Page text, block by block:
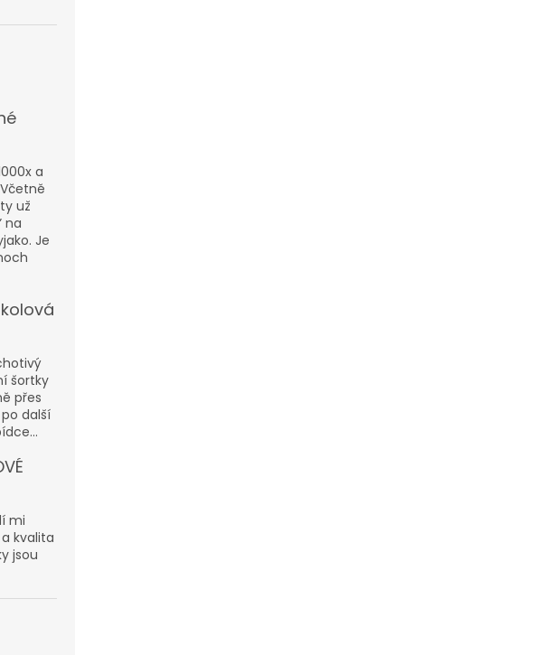
a
už
na
Je
kolová
šortky
přes
další
mi
kvalita
jsou